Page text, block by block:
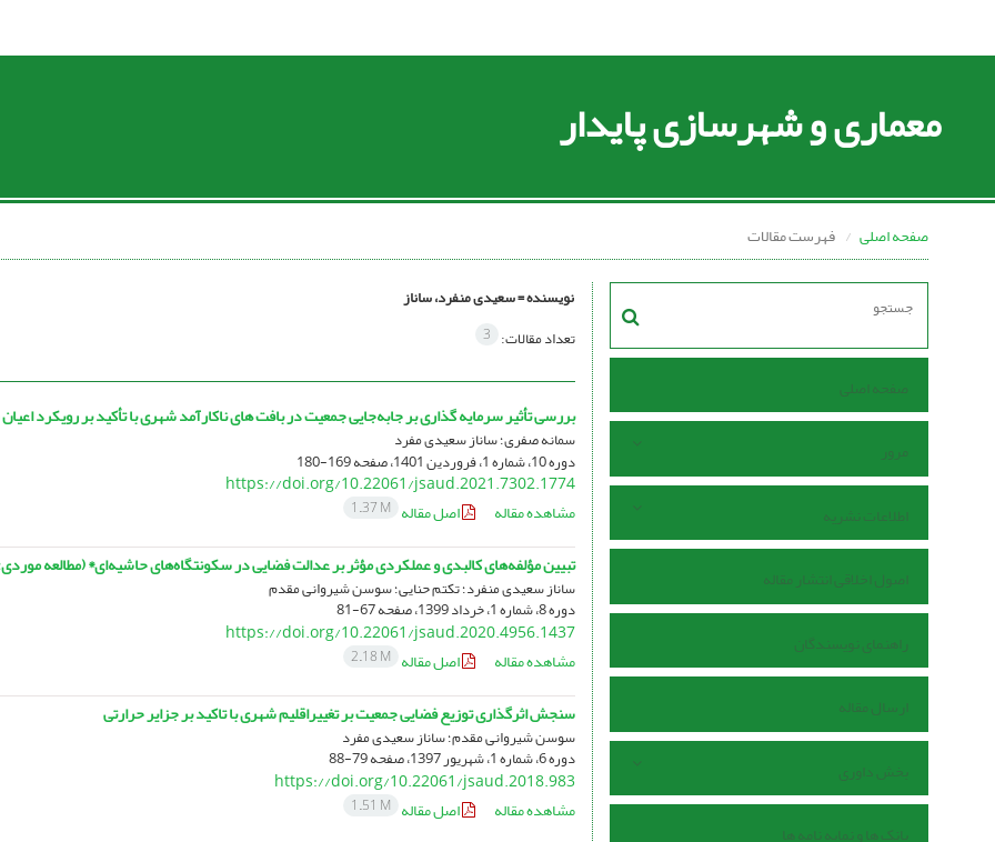
معماری و شهرسازی پایدار
صفحه اصلی فهرست مقالات
صفحه اصلی
مرور
اطلاعات نشریه
اصول اخلاقی انتشار مقاله
راهنمای نویسندگان
ارسال مقاله
بخش داوری
بانک ها و نمایه نامه ها
نویسنده =سعیدی منفرد، ساناز
تعداد مقالات: 3
بررسی تأثیر سرمایه گذاری بر جابه‌جایی جمعیت در بافت های ناکارآمد شهری با تأکید بر رویکرد
سمانه صفری؛ ساناز سعیدی مفرد
دوره 10، شماره 1، فروردین 1401، صفحه 169-180
https://doi.org/10.22061/jsaud.2021.7302.1774
مشاهده مقاله
اصل مقاله 1.37 M
تبیین مؤلفه‌های کالبدی و عملکردی مؤثر بر عدالت فضایی در سکونتگاه‌های حاشیه‌ای* (مطالعه
ساناز سعیدی منفرد؛ تکتم حنایی؛ سوسن شیروانی مقدم
دوره 8، شماره 1، خرداد 1399، صفحه 67-81
https://doi.org/10.22061/jsaud.2020.4956.1437
مشاهده مقاله
اصل مقاله 2.18 M
سنجش اثرگذاری توزیع فضایی جمعیت بر تغییراقلیم شهری با تاکید بر جزایر حرارتی
سوسن شیروانی مقدم؛ ساناز سعیدی مفرد
دوره 6، شماره 1، شهریور 1397، صفحه 79-88
https://doi.org/10.22061/jsaud.2018.983
مشاهده مقاله
اصل مقاله 1.51 M